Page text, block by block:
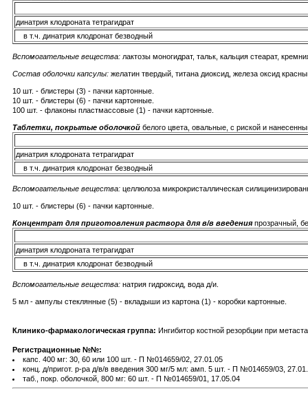
динатрия клодроната тетрагидрат
в т.ч. динатрия клодронат безводный
Вспомогательные вещества: лактозы моногидрат, тальк, кальция стеарат,
Состав оболочки капсулы: желатин твердый, титана диоксид, железа оксид
10 шт. - блистеры (3) - пачки картонные.
10 шт. - блистеры (6) - пачки картонные.
100 шт. - флаконы пластмассовые (1) - пачки картонные.
Таблетки, покрытые оболочкой белого цвета, овальные, с риской и
динатрия клодроната тетрагидрат
в т.ч. динатрия клодронат безводный
Вспомогательные вещества: целлюлоза микрокристаллическая
10 шт. - блистеры (6) - пачки картонные.
Концентрат для приготовления раствора для в/в введенияпрозрачный,
динатрия клодроната тетрагидрат
в т.ч. динатрия клодронат безводный
Вспомогательные вещества: натрия гидроксид, вода д/и.
5 мл - ампулы стеклянные (5) - вкладыши из картона (1) - коробки картонные.
Клинико-фармакологическая группа: Ингибитор костной резорбции при
Регистрационные №№:
капс. 400 мг: 30, 60 или 100 шт. - П №014659/02, 27.01.05
конц. д/пригот. р-ра д/в/в введения 300 мг/5 мл: амп. 5 шт. - П №014659/03,
таб., покр. оболочкой, 800 мг: 60 шт. - П №014659/01, 17.05.04